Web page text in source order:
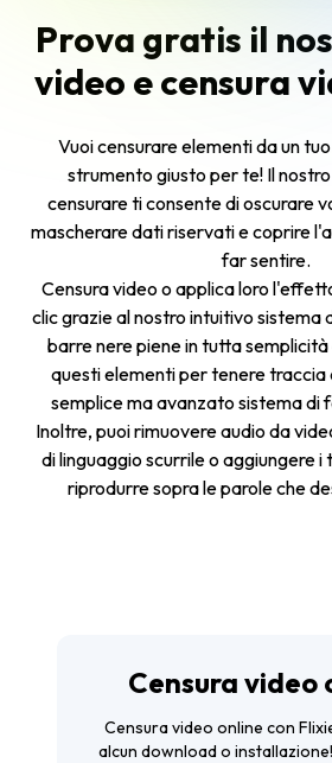
Prova gratis il
video e censura
Vuoi censurare elementi da un
strumento giusto per te! Il
censurare ti consente di oscurare
mascherare dati riservati e coprire
far sentire.
Censura video o applica loro
clic grazie al nostro intuitivo sistema
barre nere piene in tutta
questi elementi per tenere traccia
semplice ma avanzato sistema di
Inoltre, puoirimuovere audio da
di linguaggio scurrile o aggiungere
riprodurre sopra le parole che
Censura video
Censura video online con
alcun download o